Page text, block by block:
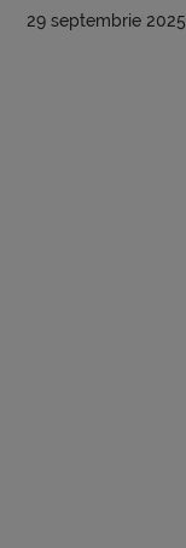
29 septembrie 2025